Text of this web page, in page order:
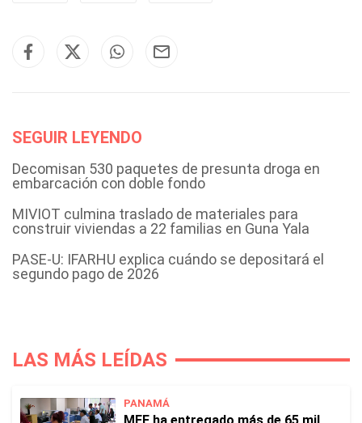
SEGUIR LEYENDO
Decomisan 530 paquetes de presunta droga en
embarcación con doble fondo
MIVIOT culmina traslado de materiales para
construir viviendas a 22 familias en Guna Yala
PASE-U: IFARHU explica cuándo se depositará el
segundo pago de 2026
LAS MÁS LEÍDAS
PANAMÁ